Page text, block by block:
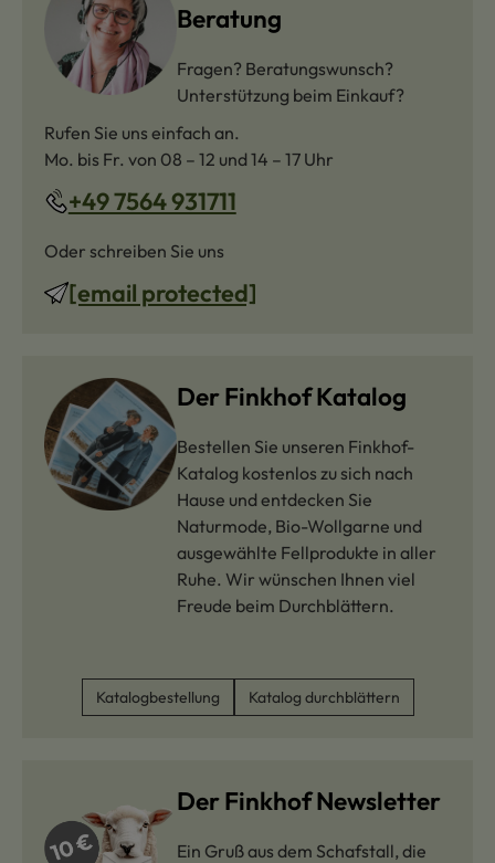
Beratung
Fragen? Beratungswunsch?
Unterstützung beim Einkauf?
Rufen Sie uns einfach an.
Mo. bis Fr. von 08 – 12 und 14 – 17 Uhr
+49 7564 931711
Oder schreiben Sie uns
[email protected]
Der Finkhof Katalog
Bestellen Sie unseren Finkhof-
Katalog kostenlos zu sich nach
Hause und entdecken Sie
Naturmode, Bio-Wollgarne und
ausgewählte Fellprodukte in aller
Ruhe. Wir wünschen Ihnen viel
Freude beim Durchblättern.
Katalogbestellung Katalog durchblättern
Der Finkhof Newsletter
Ein Gruß aus dem Schafstall, die